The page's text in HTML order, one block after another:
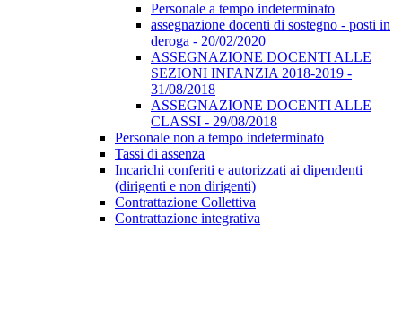
Personale a tempo indeterminato
assegnazione docenti di sostegno - posti in
deroga - 20/02/2020
ASSEGNAZIONE DOCENTI ALLE
SEZIONI INFANZIA 2018-2019 -
31/08/2018
ASSEGNAZIONE DOCENTI ALLE
CLASSI - 29/08/2018
Personale non a tempo indeterminato
Tassi di assenza
Incarichi conferiti e autorizzati ai dipendenti
(dirigenti e non dirigenti)
Contrattazione Collettiva
Contrattazione integrativa